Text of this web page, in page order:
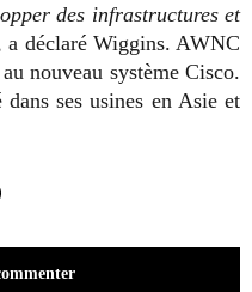
des infrastructures et
déclaré Wiggins. AWNC
nouveau système Cisco.
ses usines en Asie et